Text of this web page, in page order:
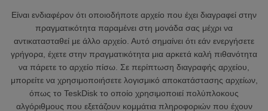
Είναι ενδιαφέρον ότι οποιοδήποτε αρχείο που έχει διαγραφεί στην
πραγματικότητα παραμένει στη μονάδα σας μέχρι να
αντικατασταθεί με άλλο αρχείο. Αυτό σημαίνει ότι εάν ενεργήσετε
γρήγορα, έχετε στην πραγματικότητα μια αρκετά καλή πιθανότητα
να πάρετε το αρχείο πίσω. Σε περίπτωση διαγραφής αρχείου,
μπορείτε να χρησιμοποιήσετε λογισμικό αποκατάστασης αρχείων,
όπως το TeskDisk το οποίο χρησιμοποιεί πολύπλοκους
αλγόριθμους που εξετάζουν κομμάτια πληροφοριών που έχουν